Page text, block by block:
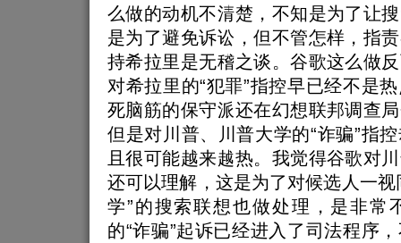
么做的动机不清楚，不知是为了让
是为了避免诉讼，但不管怎样，指
持希拉里是无稽之谈。谷歌这么做
对希拉里的“犯罪”指控早已经不是
死脑筋的保守派还在幻想联邦调查
但是对川普、川普大学的“诈骗”指
且很可能越来越热。我觉得谷歌对
还可以理解，这是为了对候选人一视
学”的搜索联想也做处理，是非常
的“诈骗”起诉已经进入了司法程序